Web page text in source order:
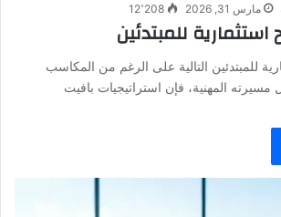
مارس 31, 2026 12٬208
للمبتدئين
للمبتدئين التالية على الرغم من المكاسب
مسيرته المهنية، فإن استراتيجيات بافيت